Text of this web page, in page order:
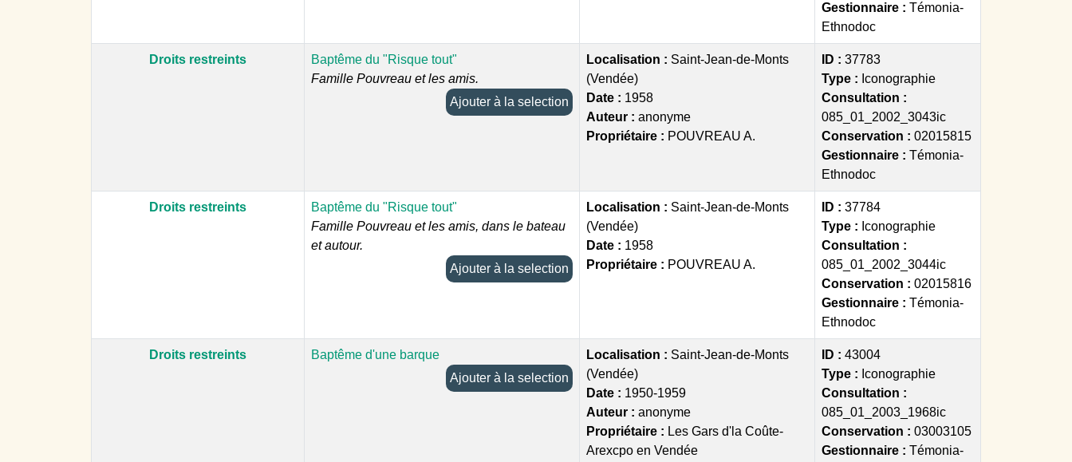
Gestionnaire : Témonia-
Ethnodoc
Droits restreints
Baptême du "Risque tout"
Famille Pouvreau et les amis.
Ajouter à la selection
Localisation : Saint-Jean-de-Monts
(Vendée)
Date : 1958
Auteur : anonyme
Propriétaire : POUVREAU A.
ID : 37783
Type : Iconographie
Consultation :
085_01_2002_3043ic
Conservation : 02015815
Gestionnaire : Témonia-
Ethnodoc
Droits restreints
Baptême du "Risque tout"
Famille Pouvreau et les amis, dans le bateau
et autour.
Ajouter à la selection
Localisation : Saint-Jean-de-Monts
(Vendée)
Date : 1958
Propriétaire : POUVREAU A.
ID : 37784
Type : Iconographie
Consultation :
085_01_2002_3044ic
Conservation : 02015816
Gestionnaire : Témonia-
Ethnodoc
Droits restreints
Baptême d'une barque
Ajouter à la selection
Localisation : Saint-Jean-de-Monts
(Vendée)
Date : 1950-1959
Auteur : anonyme
Propriétaire : Les Gars d'la Coûte-
Arexcpo en Vendée
ID : 43004
Type : Iconographie
Consultation :
085_01_2003_1968ic
Conservation : 03003105
Gestionnaire : Témonia-